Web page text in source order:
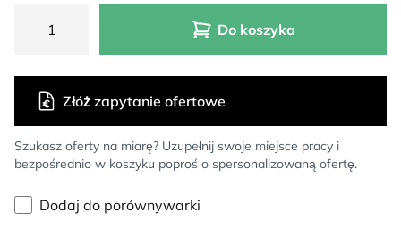
Do koszyka
Szukasz oferty na miarę? Uzupełnij swoje miejsce pracy i
bezpośrednio w koszyku poproś o spersonalizowaną ofertę.
Złóż zapytanie ofertowe
Dodaj do porównywarki